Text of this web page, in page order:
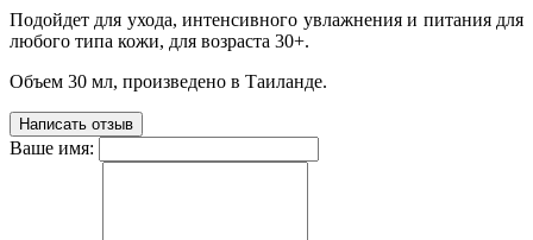
Подойдет для ухода, интенсивного увлажнения и питания для
любого типа кожи, для возраста 30+.
Объем 30 мл, произведено в Таиланде.
Написать отзыв
Ваше имя: